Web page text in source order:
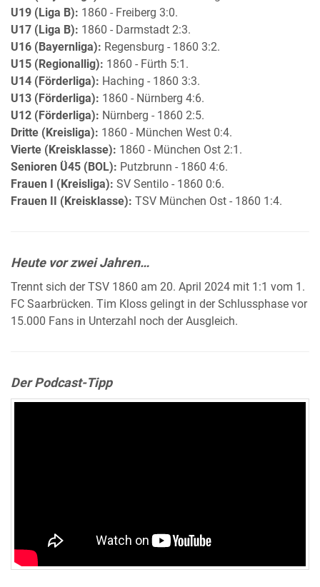
U19 (Liga B): 1860 - Freiberg 3:0.
U17 (Liga B): 1860 - Darmstadt 2:3.
U16 (Bayernliga): Regensburg - 1860 3:2.
U15 (Regionallig): 1860 - Fürth 5:1.
U14 (Förderliga): Haching - 1860 3:3.
U13 (Förderliga): 1860 - Nürnberg 4:6.
U12 (Förderliga): Nürnberg - 1860 2:5.
Dritte (Kreisliga): 1860 - München West 0:4.
Vierte (Kreisklasse): 1860 - München Ost 2:1.
Senioren Ü45 (BOL): Putzbrunn - 1860 4:6.
Frauen I (Kreisliga): SV Sentilo - 1860 0:6.
Frauen II (Kreisklasse): TSV München Ost - 1860 1:4.
Heute vor zwei Jahren…
Trennt sich der TSV 1860 am 20. April 2024 mit 1:1 vom 1.
FC Saarbrücken. Tim Kloss gelingt in der Schlussphase vor
15.000 Fans in Unterzahl noch der Ausgleich.
Der Podcast-Tipp